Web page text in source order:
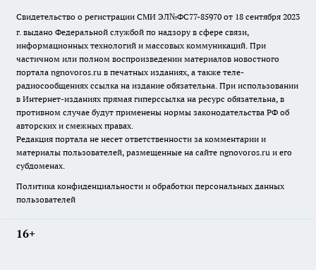
Свидетельство о регистрации СМИ ЭЛ№ФС77-85970 от 18 сентября 2023
г. выдано Федеральной службой по надзору в сфере связи,
информационных технологий и массовых коммуникаций. При
частичном или полном воспроизведении материалов новостного
портала ngnovoros.ru в печатных изданиях, а также теле-
радиосообщениях ссылка на издание обязательна. При использовании
в Интернет-изданиях прямая гиперссылка на ресурс обязательна, в
противном случае будут применены нормы законодательства РФ об
авторских и смежных правах.
Редакция портала не несет ответственности за комментарии и
материалы пользователей, размещенные на сайте ngnovoros.ru и его
субдоменах.
Политика конфиденциальности и обработки персональных данных
пользователей
16+